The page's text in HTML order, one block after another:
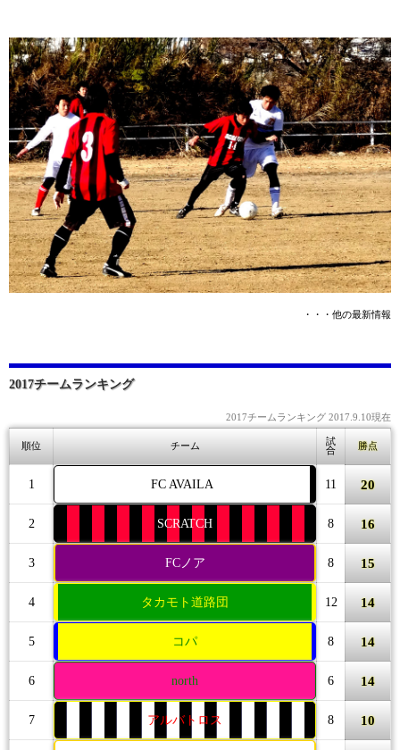
・・・他の最新情報
2017チームランキング
2017チームランキング 2017.9.10現在
順位 チーム
試
合
勝点
1 FC AVAILA 11 20
2 SCRATCH 8 16
3 FCノア 8 15
4 タカモト道路団 12 14
5 コパ 8 14
6 north 6 14
7 アルバトロス 8 10